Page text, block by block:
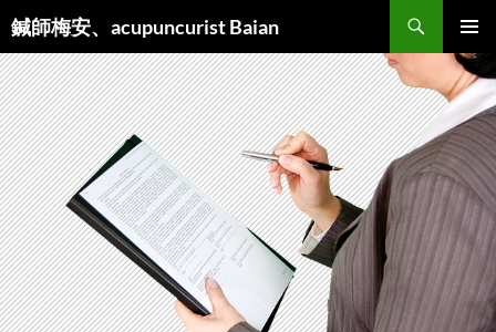
鍼師梅安、acupuncurist Baian
索
メインメ
ニュー
ン
テ
ン
ツ
へ
ス
キ
ッ
プ